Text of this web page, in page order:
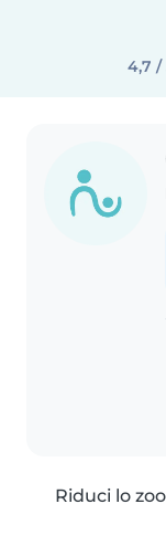
4,7 /
Riduci lo